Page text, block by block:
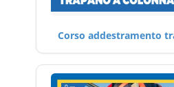
Corso addestramento